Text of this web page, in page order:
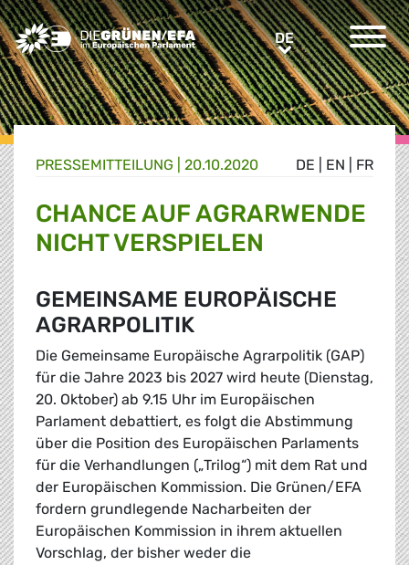
Greens/EFA Home DEDE
DE EN FR
PRESSE­MITTEILUNG 20.10.2020
CHANCE AUF AGRARWENDE
NICHT VERSPIELEN
GEMEINSAME EUROPÄISCHE
AGRARPOLITIK
Die Gemeinsame Europäische Agrarpolitik (GAP)
für die Jahre 2023 bis 2027 wird heute (Dienstag,
20. Oktober) ab 9.15 Uhr im Europäischen
Parlament debattiert, es folgt die Abstimmung
über die Position des Europäischen Parlaments
für die Verhandlungen („Trilog“) mit dem Rat und
der Europäischen Kommission. Die Grünen/EFA
fordern grundlegende Nacharbeiten der
Europäischen Kommission in ihrem aktuellen
Vorschlag, der bisher weder die